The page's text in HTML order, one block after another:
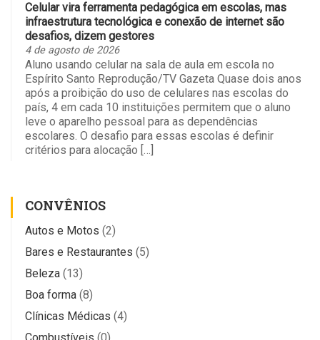
Celular vira ferramenta pedagógica em escolas, mas
infraestrutura tecnológica e conexão de internet são
desafios, dizem gestores
4 de agosto de 2026
Aluno usando celular na sala de aula em escola no
Espírito Santo Reprodução/TV Gazeta Quase dois anos
após a proibição do uso de celulares nas escolas do
país, 4 em cada 10 instituições permitem que o aluno
leve o aparelho pessoal para as dependências
escolares. O desafio para essas escolas é definir
critérios para alocação […]
CONVÊNIOS
Autos e Motos (2)
Bares e Restaurantes (5)
Beleza (13)
Boa forma (8)
Clínicas Médicas (4)